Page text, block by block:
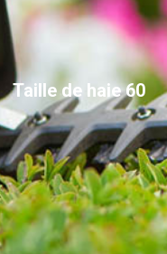
Taille de haie 60